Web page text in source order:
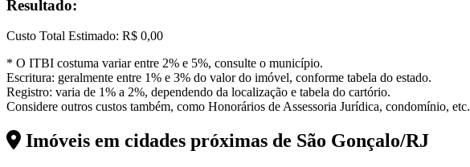
Resultado:
Custo Total Estimado: R$ 0,00
* O ITBI costuma variar entre 2% e 5%, consulte o município.
Escritura: geralmente entre 1% e 3% do valor do imóvel, conforme tabela do estado.
Registro: varia de 1% a 2%, dependendo da localização e tabela do cartório.
Considere outros custos também, como Honorários de Assessoria Jurídica, condomínio, etc.
Imóveis em cidades próximas de São Gonçalo/RJ